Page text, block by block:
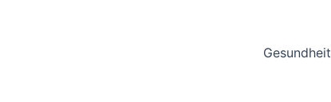
Gesundheit